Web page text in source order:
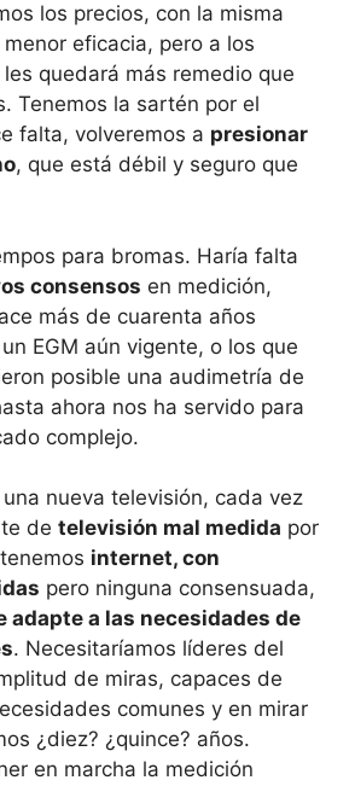
los precios, con la misma
eficacia, pero a los
quedará más remedio que
Tenemos la sartén por el
falta, volveremos a presionar
, que está débil y seguro que
para bromas. Haría falta
consensos en medición,
más de cuarenta años
EGM aún vigente, o los que
posible una audimetría de
ahora nos ha servido para
complejo.
nueva televisión, cada vez
de televisión mal medida por
internet, con
pero ninguna consensuada,
adapte a las necesidades de
. Necesitaríamos líderes del
de miras, capaces de
comunes y en mirar
¿diez? ¿quince? años.
en marcha la medición